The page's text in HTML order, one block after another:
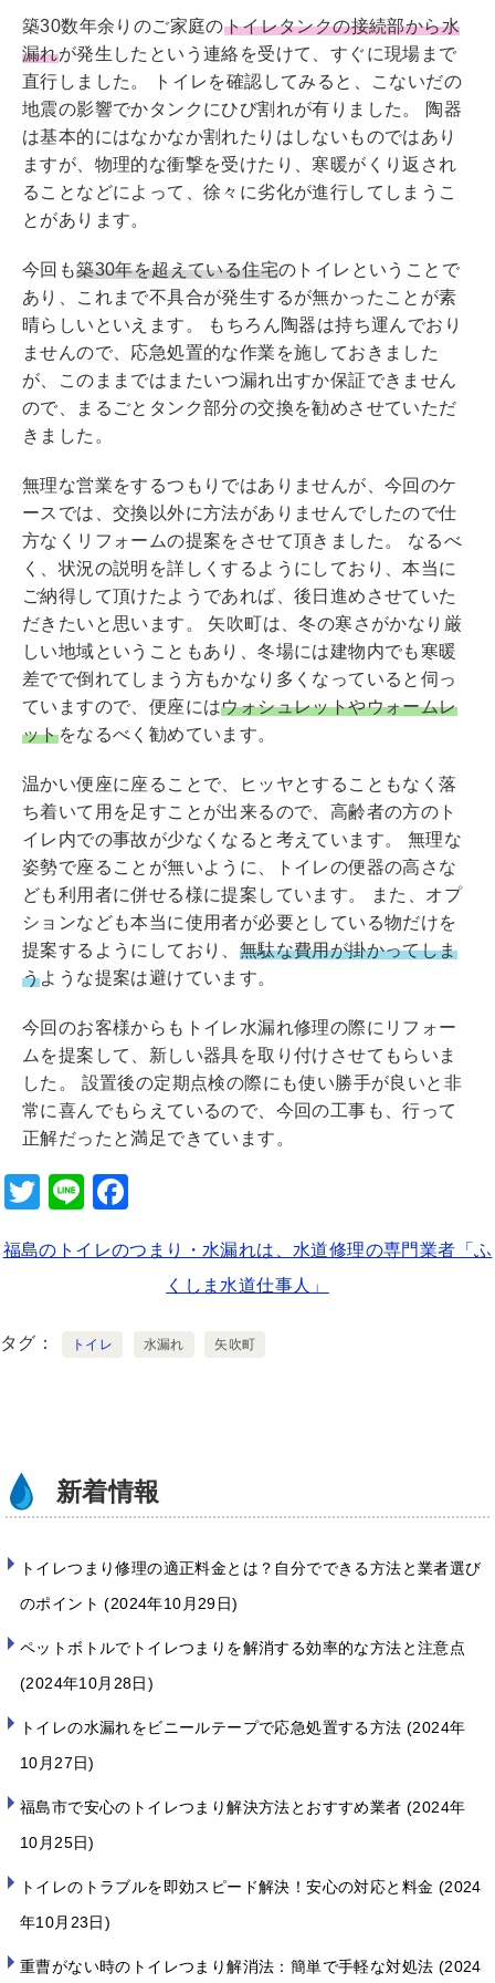
tt
er
e
c
e
b
o
o
k
築30数年余りのご家庭のトイレタンクの接続部から水
漏れが発生したという連絡を受けて、すぐに現場まで
直行しました。 トイレを確認してみると、こないだの
地震の影響でかタンクにひび割れが有りました。 陶器
は基本的にはなかなか割れたりはしないものではあり
ますが、物理的な衝撃を受けたり、寒暖がくり返され
ることなどによって、徐々に劣化が進行してしまうこ
とがあります。
今回も築30年を超えている住宅のトイレということで
あり、これまで不具合が発生するが無かったことが素
晴らしいといえます。 もちろん陶器は持ち運んでおり
ませんので、応急処置的な作業を施しておきました
が、このままではまたいつ漏れ出すか保証できません
ので、まるごとタンク部分の交換を勧めさせていただ
きました。
無理な営業をするつもりではありませんが、今回のケ
ースでは、交換以外に方法がありませんでしたので仕
方なくリフォームの提案をさせて頂きました。 なるべ
く、状況の説明を詳しくするようにしており、本当に
ご納得して頂けたようであれば、後日進めさせていた
だきたいと思います。 矢吹町は、冬の寒さがかなり厳
しい地域ということもあり、冬場には建物内でも寒暖
差でで倒れてしまう方もかなり多くなっていると伺っ
ていますので、便座にはウォシュレットやウォームレ
ットをなるべく勧めています。
温かい便座に座ることで、ヒッヤとすることもなく落
ち着いて用を足すことが出来るので、高齢者の方のト
イレ内での事故が少なくなると考えています。 無理な
姿勢で座ることが無いように、トイレの便器の高さな
ども利用者に併せる様に提案しています。 また、オプ
ションなども本当に使用者が必要としている物だけを
提案するようにしており、 無駄な費用が掛かってしま
うような提案は避けています。
今回のお客様からもトイレ水漏れ修理の際にリフォー
ムを提案して、新しい器具を取り付けさせてもらいま
した。 設置後の定期点検の際にも使い勝手が良いと非
常に喜んでもらえているので、今回の工事も、行って
正解だったと満足できています。
T
tt
Li
e c
b
福島のトイレのつまり・水漏れは、水道修理の専門業者「ふ
くしま水道仕事人」
タグ トイレ 水漏れ 矢吹町
新着情報
トイレつまり修理の適正料金とは？自分でできる方法と業者選び
のポイント 2024年10月29日
ペットボトルでトイレつまりを解消する効率的な方法と注意点
2024年10月28日
トイレの水漏れをビニールテープで応急処置する方法
2024年
10月27日
福島市で安心のトイレつまり解決方法とおすすめ業者
2024年
10月25日
トイレのトラブルを即効スピード解決！安心の対応と料金
2024
年10月23日
重曹がない時のトイレつまり解消法：簡単で手軽な対処法 2024